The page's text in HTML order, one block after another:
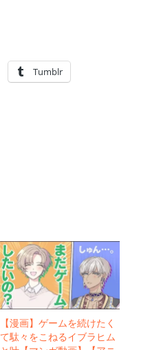
Tumblr
【漫画】ゲームを続けたく
て駄々をこねるイブラヒム